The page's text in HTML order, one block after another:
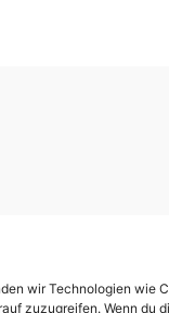
wir Technologien wie
zuzugreifen. Wenn du